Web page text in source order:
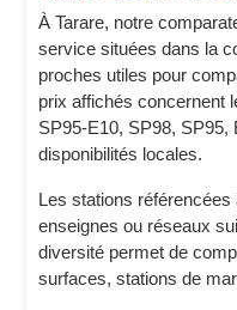
À Tarare, notre
service situées dans la
proches utiles pour
prix affichés concernent
SP95-E10, SP98, SP95,
disponibilités locales.
Les stations référencées
enseignes ou réseaux
diversité permet de
surfaces, stations de